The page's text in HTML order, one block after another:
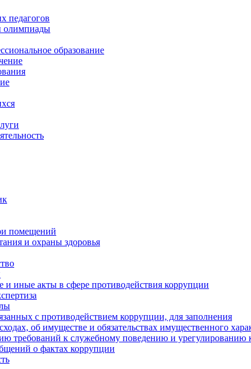
педагогов
олимпиады
образование
помещений
и охраны здоровья
иные акты в сфере противодействия коррупции
с противодействием коррупции, для заполнения
об имуществе и обязательствах имущественного
требований к служебному поведению и урегулированию
о фактах коррупции